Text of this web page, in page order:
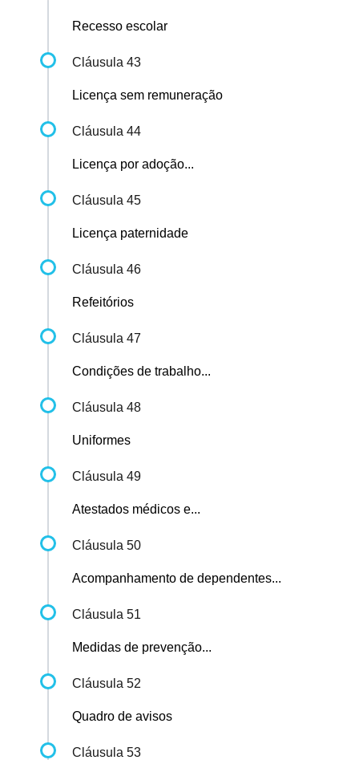
Recesso escolar
Cláusula 43
Licença sem remuneração
Cláusula 44
Licença por adoção...
Cláusula 45
Licença paternidade
Cláusula 46
Refeitórios
Cláusula 47
Condições de trabalho...
Cláusula 48
Uniformes
Cláusula 49
Atestados médicos e...
Cláusula 50
Acompanhamento de dependentes...
Cláusula 51
Medidas de prevenção...
Cláusula 52
Quadro de avisos
Cláusula 53